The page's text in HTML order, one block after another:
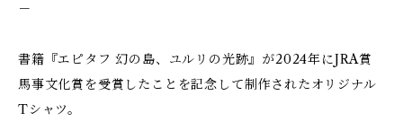
－
書籍『エピタフ 幻の島、ユルリの光跡』が2024年にJRA賞
馬事文化賞を受賞したことを記念して制作されたオリジナル
Tシャツ。